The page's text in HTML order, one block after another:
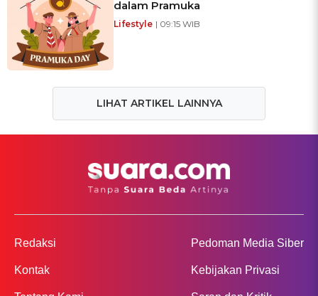
dalam Pramuka
Lifestyle | 09:15 WIB
LIHAT ARTIKEL LAINNYA
Redaksi
Kontak
Pedoman Media Siber
Kebijakan Privasi